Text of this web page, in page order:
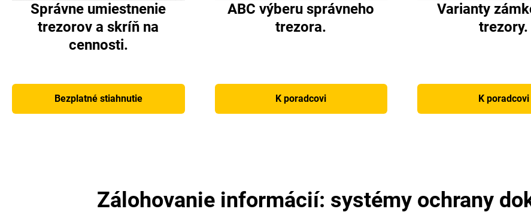
Správne umiestnenie
trezorov a skríň na
cennosti.
Bezplatné stiahnutie
ABC výberu správneho
trezora.
K poradcovi
Varianty
trezory.
K poradcovi
Zálohovanie informácií: systémy ochrany